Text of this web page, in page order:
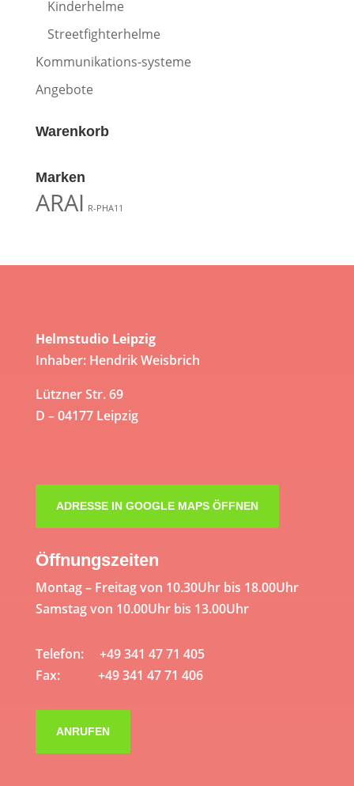
Kinderhelme
Streetfighterhelme
Kommunikations-systeme
Angebote
Warenkorb
Marken
ARAI R-PHA11
Helmstudio Leipzig
Inhaber: Hendrik Weisbrich
Lützner Str. 69
D – 04177 Leipzig
ADRESSE IN GOOGLE MAPS ÖFFNEN
Öffnungszeiten
Montag – Freitag von 10.30Uhr bis 18.00Uhr
Samstag von 10.00Uhr bis 13.00Uhr
Telefon: +49 341 47 71 405
Fax: +49 341 47 71 406
ANRUFEN